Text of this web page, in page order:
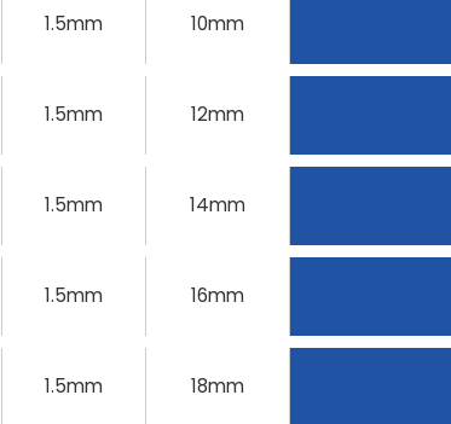
1.5mm 10mm
1.5mm 12mm
1.5mm 14mm
1.5mm 16mm
1.5mm 18mm